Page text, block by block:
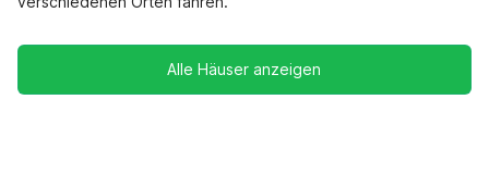
Alle Häuser anzeigen